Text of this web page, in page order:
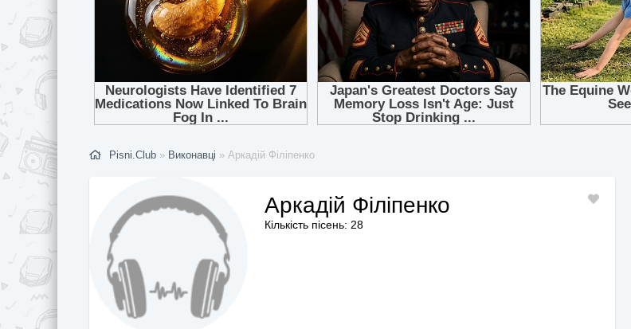
Pisni.Club » Виконавці » Аркадій Філіпенко
Аркадій Філіпенко
Кількість пісень: 28